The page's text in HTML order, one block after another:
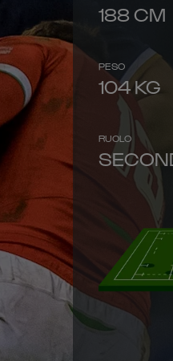
188 CM
PESO
104 KG
RUOLO